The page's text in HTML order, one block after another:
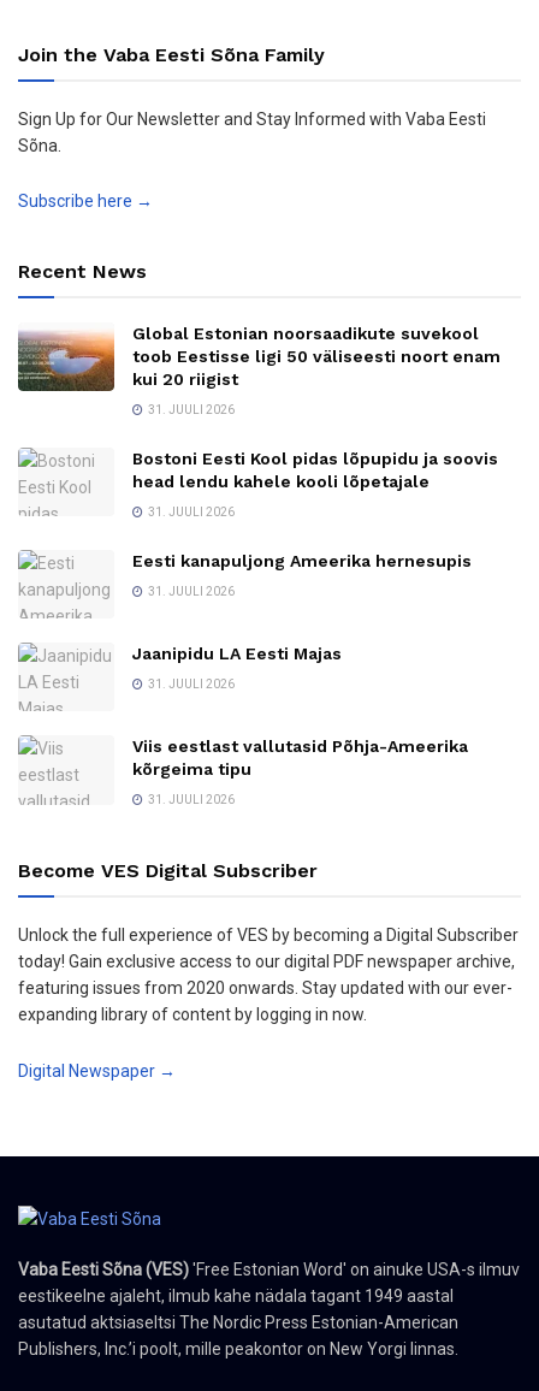
Join the Vaba Eesti Sõna Family
Sign Up for Our Newsletter and Stay Informed with Vaba Eesti
Sõna.
Subscribe here →
Recent News
Global Estonian noorsaadikute suvekool
toob Eestisse ligi 50 väliseesti noort enam
kui 20 riigist
31. JUULI 2026
Bostoni Eesti Kool pidas lõpupidu ja soovis
head lendu kahele kooli lõpetajale
31. JUULI 2026
Eesti kanapuljong Ameerika hernesupis
31. JUULI 2026
Jaanipidu LA Eesti Majas
31. JUULI 2026
Viis eestlast vallutasid Põhja-Ameerika
kõrgeima tipu
31. JUULI 2026
Become VES Digital Subscriber
Unlock the full experience of VES by becoming a Digital Subscriber
today! Gain exclusive access to our digital PDF newspaper archive,
featuring issues from 2020 onwards. Stay updated with our ever-
expanding library of content by logging in now.
Digital Newspaper →
Vaba Eesti Sõna (VES)'Free Estonian Word' on ainuke USA-s ilmuv
eestikeelne ajaleht, ilmub kahe nädala tagant 1949 aastal
asutatud aktsiaseltsi The Nordic Press Estonian-American
Publishers, Inc.’i poolt, mille peakontor on New Yorgi linnas.